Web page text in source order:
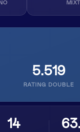
5.519
RATING DOUBLE
14